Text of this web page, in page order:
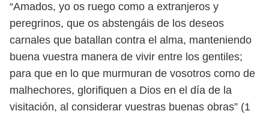
“Amados, yo os ruego como a extranjeros y
peregrinos, que os abstengáis de los deseos
carnales que batallan contra el alma, manteniendo
buena vuestra manera de vivir entre los gentiles;
para que en lo que murmuran de vosotros como de
malhechores, glorifiquen a Dios en el día de la
visitación, al considerar vuestras buenas obras” (1